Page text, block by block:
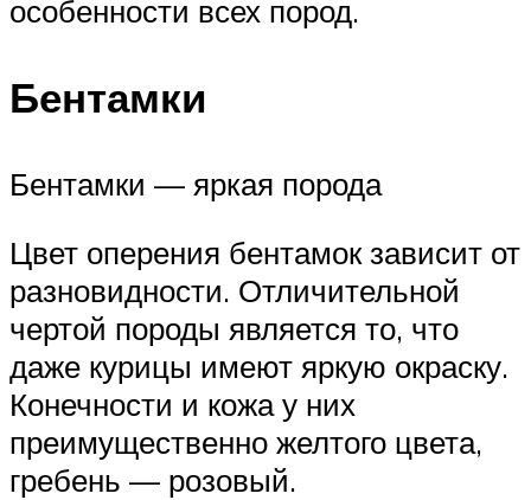
особенности всех пород.
Бентамки
Бентамки — яркая порода
Цвет оперения бентамок зависит от
разновидности. Отличительной
чертой породы является то, что
даже курицы имеют яркую окраску.
Конечности и кожа у них
преимущественно желтого цвета,
гребень — розовый.